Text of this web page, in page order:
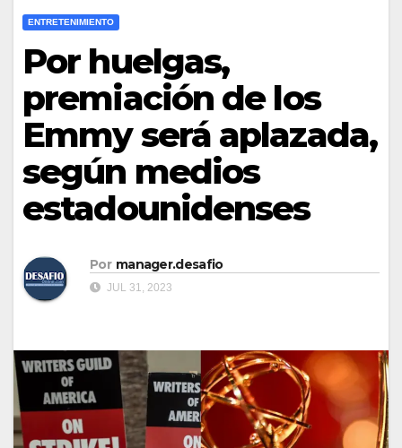
ENTRETENIMIENTO
Por huelgas,
premiación de los
Emmy será aplazada,
según medios
estadounidenses
Por manager.desafio
JUL 31, 2023